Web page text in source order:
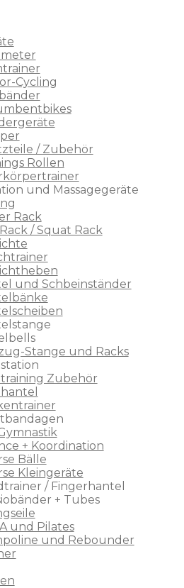
Cycling
/ Zubehör
Rollen
und Massagegeräte
Rack
/ Squat Rack
und Schbeinständer
Stange und Racks
Zubehör
+ Koordination
Bälle
Kleingeräte
/ Fingerhantel
+ Tubes
und Pilates
und Rebounder